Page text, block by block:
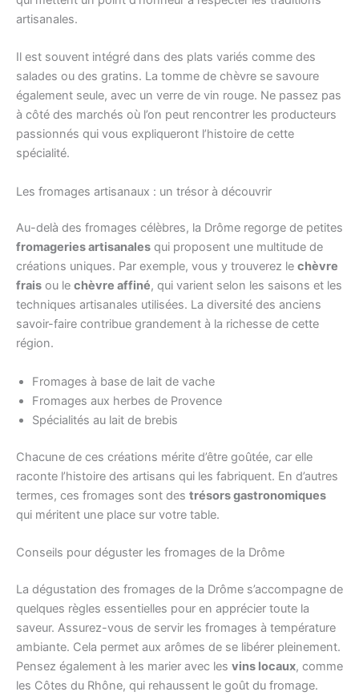
artisanales.
Il est souvent intégré dans des plats variés comme des
salades ou des gratins. La tomme de chèvre se savoure
également seule, avec un verre de vin rouge. Ne passez pas
à côté des marchés où l’on peut rencontrer les producteurs
passionnés qui vous expliqueront l’histoire de cette
spécialité.
Les fromages artisanaux : un trésor à découvrir
Au-delà des fromages célèbres, la Drôme regorge de petites
fromageries artisanales qui proposent une multitude de
créations uniques. Par exemple, vous y trouverez le chèvre
frais ou le chèvre affiné, qui varient selon les saisons et les
techniques artisanales utilisées. La diversité des anciens
savoir-faire contribue grandement à la richesse de cette
région.
Fromages à base de lait de vache
Fromages aux herbes de Provence
Spécialités au lait de brebis
Chacune de ces créations mérite d’être goûtée, car elle
raconte l’histoire des artisans qui les fabriquent. En d’autres
termes, ces fromages sont des trésors gastronomiques
qui méritent une place sur votre table.
Conseils pour déguster les fromages de la Drôme
La dégustation des fromages de la Drôme s’accompagne de
quelques règles essentielles pour en apprécier toute la
saveur. Assurez-vous de servir les fromages à température
ambiante. Cela permet aux arômes de se libérer pleinement.
Pensez également à les marier avec les vins locaux, comme
les Côtes du Rhône, qui rehaussent le goût du fromage.